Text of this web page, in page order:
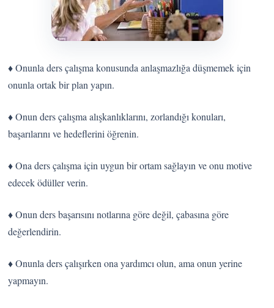
♦ Onunla ders çalışma konusunda anlaşmazlığa düşmemek için
onunla ortak bir plan yapın.
♦ Onun ders çalışma alışkanlıklarını, zorlandığı konuları,
başarılarını ve hedeflerini öğrenin.
♦ Ona ders çalışma için uygun bir ortam sağlayın ve onu motive
edecek ödüller verin.
♦ Onun ders başarısını notlarına göre değil, çabasına göre
değerlendirin.
♦ Onunla ders çalışırken ona yardımcı olun, ama onun yerine
yapmayın.